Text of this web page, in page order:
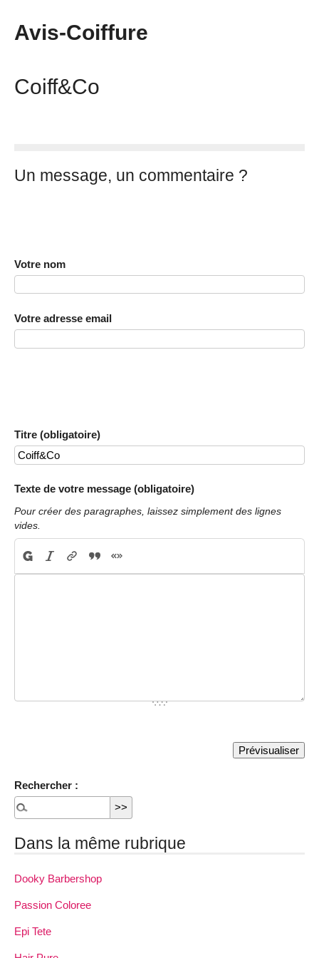
Avis-Coiffure
Coiff&Co
Un message, un commentaire ?
Votre nom
Votre adresse email
Titre (obligatoire)
Texte de votre message (obligatoire)
Pour créer des paragraphes, laissez simplement des lignes
vides.
Rechercher :
Dans la même rubrique
Dooky Barbershop
Passion Coloree
Epi Tete